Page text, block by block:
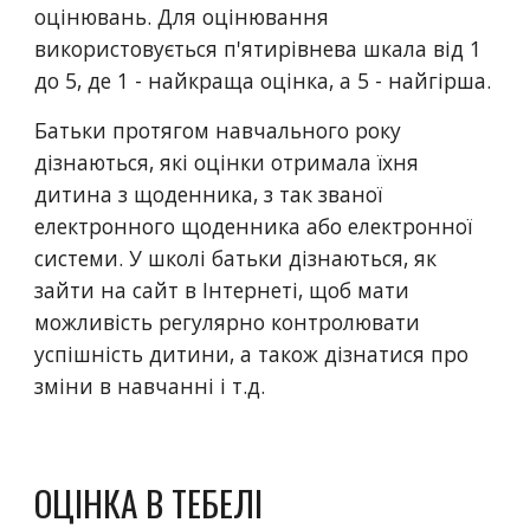
оцінювань. Для оцінювання
використовується п'ятирівнева шкала від 1
до 5, де 1 - найкраща оцінка, а 5 - найгірша.
Батьки протягом навчального року
дізнаються, які оцінки отримала їхня
дитина з щоденника, з так званої
електронного щоденника або електронної
системи. У школі батьки дізнаються, як
зайти на сайт в Інтернеті, щоб мати
можливість регулярно контролювати
успішність дитини, а також дізнатися про
зміни в навчанні і т.д.
ОЦІНКА В ТЕБЕЛІ